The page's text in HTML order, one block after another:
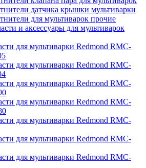
датчика крышки мультиварки
для мультиварок прочие
и аксессуары для мультиварок
для мультиварки Redmond RMC-
для мультиварки Redmond RMC-
для мультиварки Redmond RMC-
для мультиварки Redmond RMC-
для мультиварки Redmond RMC-
для мультиварки Redmond RMC-
для мультиварки Redmond RMC-